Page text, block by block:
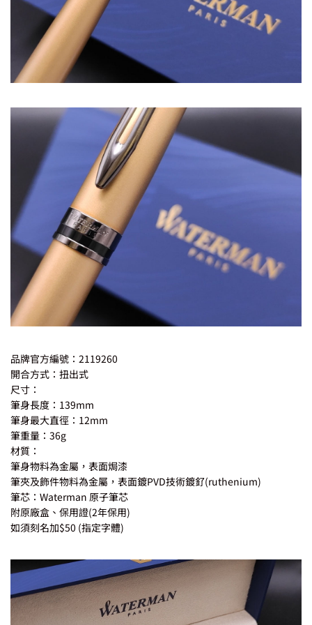
品牌官方編號：2119260
開合方式：扭出式
尺寸：
筆身長度：139mm
筆身最大直徑：12mm
筆重量：36g
材質：
筆身物料為金屬，表面焗漆
筆夾及飾件物料為金屬，表面鍍PVD技術鍍釕(ruthenium)
筆芯：Waterman 原子筆芯
附原廠盒、保用證(2年保用)
如須刻名加$50 (指定字體)